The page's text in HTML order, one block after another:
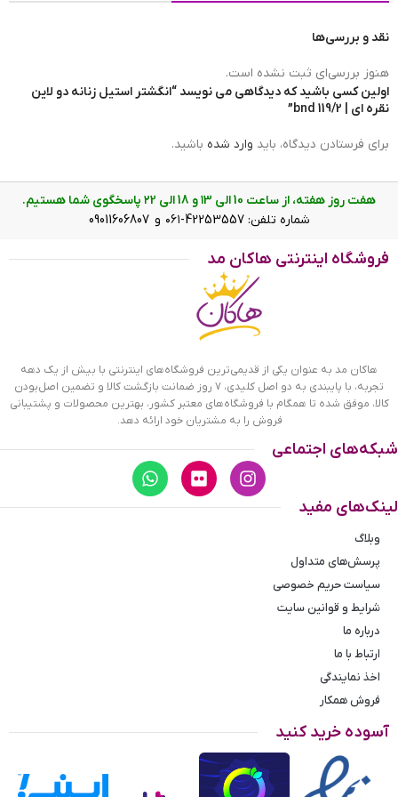
انگشتر استیل زنانه دو لاین نقره ای
چگونه سایز انگشتر خود را پیدا کنیم؟
گاهی می‌خواهیم برای عزیزی انگشتر بخریم و سایز انگشتر او را
نمی‌دانیم یا می‌خواهیم خرید انگشتر را به صورت آنلاین انجام
دهیم. در این صورت دانستن سایز انگشتر یک ضرورت است. در این
می‌توانید قطر داخلی انگشتر قبلی خود را اندازه بگیرید و در جدول
سایز آن را پیدا کنید و هم می‌توانید با یک روش ساده و استفاده از
یک نخ، دور انگشت خود را اندازه گرفته و سایز انگشتر را پیدا کنید.
اندازه گیری سایز انگشتر
نقد و بررسی‌ها
هنوز بررسی‌ای ثبت نشده است.
اولین کسی باشید که دیدگاهی می نویسد “انگشتر استیل زنانه دو لاین
نقره ای | 119/2 bnd”
برای فرستادن دیدگاه، باید وارد شده باشید.
هفت روز هفته، از ساعت 10 الی ۱3 و 18 الی ۲2 پاسخگوی شما هستیم.
شماره تلفن: 42253557-۰۶۱ و 09011606807
فروشگاه اینترنتی هاکان مد
هاکان مد به عنوان یکی از قدیمی‌ترین فروشگاه‌های اینترنتی با بیش از یک دهه
تجربه، با پایبندی به دو اصل کلیدی، ۷ روز ضمانت بازگشت کالا و تضمین اصل‌بودن
کالا، موفق شده تا همگام با فروشگاه‌های معتبر کشور، بهترین محصولات و پشتیبانی
فروش را به مشتریان خود ارائه دهد.
شبکه‌های اجتماعی
لینک‌های مفید
وبلاگ
پرسش‌های متداول
سیاست حریم خصوصی
شرایط و قوانین سایت
درباره ما
ارتباط با ما
اخذ نمایندگی
فروش همکار
آسوده خرید کنید